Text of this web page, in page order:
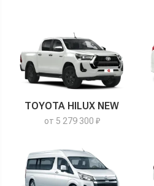
TOYOTA HILUX NEW
от 5 279 300 ₽